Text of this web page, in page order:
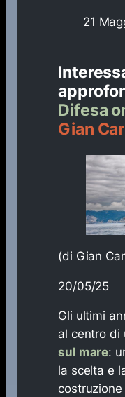
21
Difesa
Gian
(di Gian
20/05/25
Gli ultimi
al centro
sul mare:
la scelta e